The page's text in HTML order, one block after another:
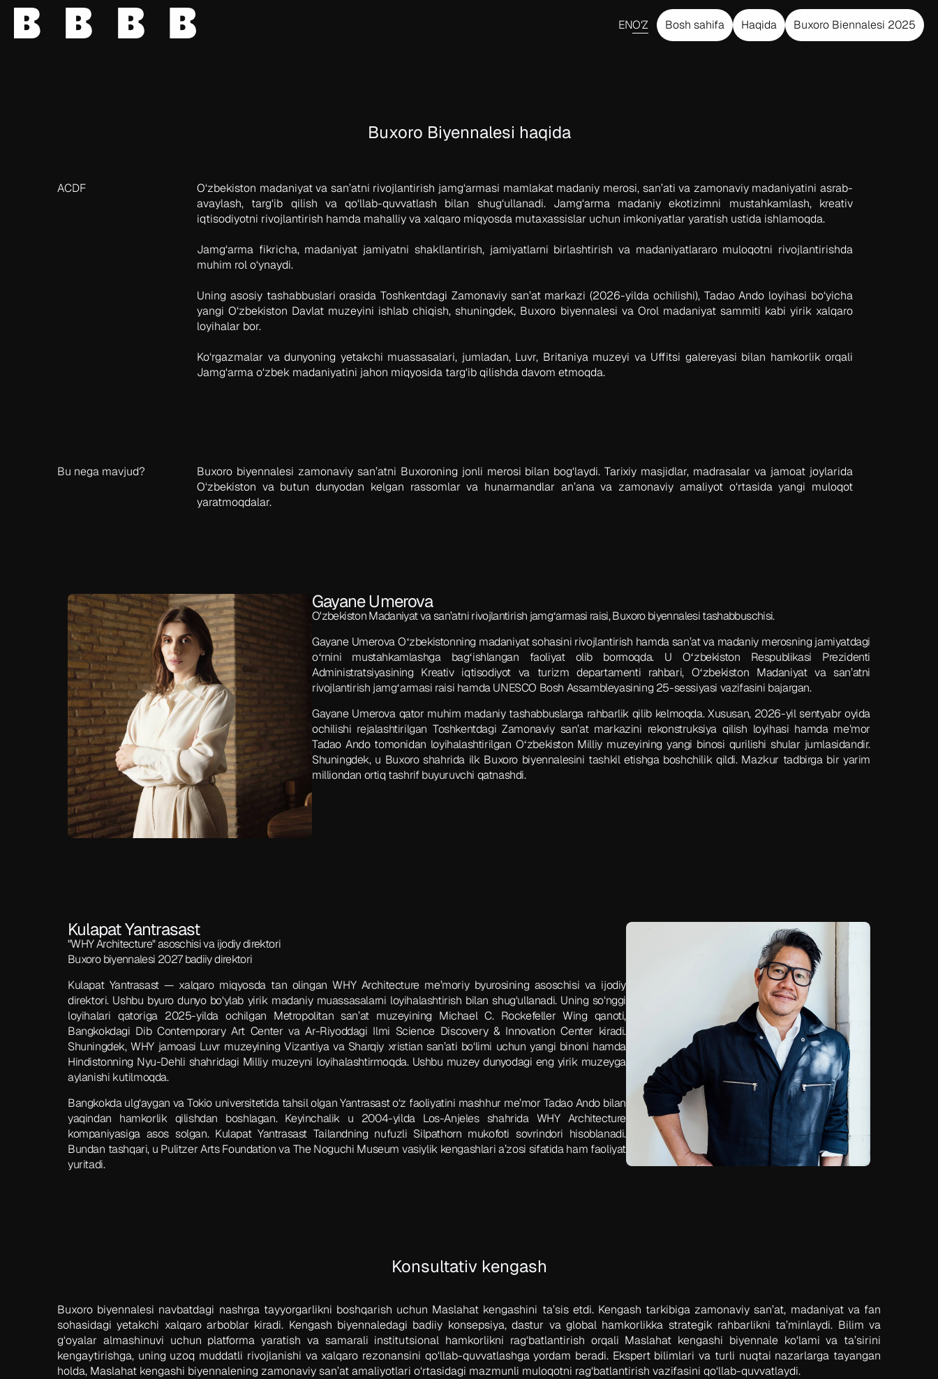
ENO‘Z Bosh sahifa Haqida Buxoro Biennalesi 2025
Buxoro Biyennalesi haqida
ACDF
O‘zbekiston madaniyat va san’atni rivojlantirish jamg‘armasi mamlakat madaniy merosi, san’ati va zamonaviy madaniyatini asrab-
avaylash, targ‘ib qilish va qo‘llab-quvvatlash bilan shug‘ullanadi. Jamg‘arma madaniy ekotizimni mustahkamlash, kreativ
iqtisodiyotni rivojlantirish hamda mahalliy va xalqaro miqyosda mutaxassislar uchun imkoniyatlar yaratish ustida ishlamoqda.
Jamg‘arma fikricha, madaniyat jamiyatni shakllantirish, jamiyatlarni birlashtirish va madaniyatlararo muloqotni rivojlantirishda
muhim rol o‘ynaydi.
Uning asosiy tashabbuslari orasida Toshkentdagi Zamonaviy san’at markazi (2026-yilda ochilishi), Tadao Ando loyihasi bo‘yicha
yangi O‘zbekiston Davlat muzeyini ishlab chiqish, shuningdek, Buxoro biyennalesi va Orol madaniyat sammiti kabi yirik xalqaro
loyihalar bor.
Ko‘rgazmalar va dunyoning yetakchi muassasalari, jumladan, Luvr, Britaniya muzeyi va Uffitsi galereyasi bilan hamkorlik orqali
Jamg‘arma o‘zbek madaniyatini jahon miqyosida targ‘ib qilishda davom etmoqda.
Bu nega mavjud?
Buxoro biyennalesi zamonaviy san’atni Buxoroning jonli merosi bilan bog‘laydi. Tarixiy masjidlar, madrasalar va jamoat joylarida
O‘zbekiston va butun dunyodan kelgan rassomlar va hunarmandlar an’ana va zamonaviy amaliyot o‘rtasida yangi muloqot
yaratmoqdalar.
Gayane Umerova
O'zbekiston Madaniyat va san’atni rivojlantirish jamgʻarmasi raisi, Buxoro biyennalesi tashabbuschisi.
Gayane Umerova Oʻzbekistonning madaniyat sohasini rivojlantirish hamda san’at va madaniy merosning jamiyatdagi
oʻrnini mustahkamlashga bagʻishlangan faoliyat olib bormoqda. U Oʻzbekiston Respublikasi Prezidenti
Administratsiyasining Kreativ iqtisodiyot va turizm departamenti rahbari, Oʻzbekiston Madaniyat va san’atni
rivojlantirish jamgʻarmasi raisi hamda UNESCO Bosh Assambleyasining 25-sessiyasi vazifasini bajargan.
Gayane Umerova qator muhim madaniy tashabbuslarga rahbarlik qilib kelmoqda. Xususan, 2026-yil sentyabr oyida
ochilishi rejalashtirilgan Toshkentdagi Zamonaviy san’at markazini rekonstruksiya qilish loyihasi hamda meʼmor
Tadao Ando tomonidan loyihalashtirilgan Oʻzbekiston Milliy muzeyining yangi binosi qurilishi shular jumlasidandir.
Shuningdek, u Buxoro shahrida ilk Buxoro biyennalesini tashkil etishga boshchilik qildi. Mazkur tadbirga bir yarim
milliondan ortiq tashrif buyuruvchi qatnashdi.
Kulapat Yantrasast
"WHY Architecture" asoschisi va ijodiy direktori
Buxoro biyennalesi 2027 badiiy direktori
Kulapat Yantrasast — xalqaro miqyosda tan olingan WHY Architecture me’moriy byurosining asoschisi va ijodiy
direktori. Ushbu byuro dunyo bo‘ylab yirik madaniy muassasalarni loyihalashtirish bilan shug‘ullanadi. Uning so‘nggi
loyihalari qatoriga 2025-yilda ochilgan Metropolitan san’at muzeyining Michael C. Rockefeller Wing qanoti,
Bangkokdagi Dib Contemporary Art Center va Ar-Riyoddagi Ilmi Science Discovery & Innovation Center kiradi.
Shuningdek, WHY jamoasi Luvr muzeyining Vizantiya va Sharqiy xristian san’ati bo‘limi uchun yangi binoni hamda
Hindistonning Nyu-Dehli shahridagi Milliy muzeyni loyihalashtirmoqda. Ushbu muzey dunyodagi eng yirik muzeyga
aylanishi kutilmoqda.
Bangkokda ulg‘aygan va Tokio universitetida tahsil olgan Yantrasast o‘z faoliyatini mashhur me’mor Tadao Ando bilan
yaqindan hamkorlik qilishdan boshlagan. Keyinchalik u 2004-yilda Los-Anjeles shahrida WHY Architecture
kompaniyasiga asos solgan. Kulapat Yantrasast Tailandning nufuzli Silpathorn mukofoti sovrindori hisoblanadi.
Bundan tashqari, u Pulitzer Arts Foundation va The Noguchi Museum vasiylik kengashlari a’zosi sifatida ham faoliyat
yuritadi.
Konsultativ kengash
Buxoro biyennalesi navbatdagi nashrga tayyorgarlikni boshqarish uchun Maslahat kengashini ta’sis etdi. Kengash tarkibiga zamonaviy san’at, madaniyat va fan
sohasidagi yetakchi xalqaro arboblar kiradi. Kengash biyennaledagi badiiy konsepsiya, dastur va global hamkorlikka strategik rahbarlikni ta’minlaydi. Bilim va
g‘oyalar almashinuvi uchun platforma yaratish va samarali institutsional hamkorlikni rag‘batlantirish orqali Maslahat kengashi biyennale ko‘lami va ta’sirini
kengaytirishga, uning uzoq muddatli rivojlanishi va xalqaro rezonansini qo‘llab-quvvatlashga yordam beradi. Ekspert bilimlari va turli nuqtai nazarlarga tayangan
holda, Maslahat kengashi biyennalening zamonaviy san’at amaliyotlari o‘rtasidagi mazmunli muloqotni rag‘batlantirish vazifasini qo‘llab-quvvatlaydi.